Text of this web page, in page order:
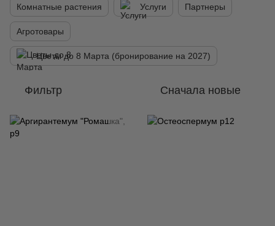
Комнатные растения Услуги Партнеры
Агротовары
Цветы до 8 Марта (бронирование на 2027)
Фильтр Сначала новые